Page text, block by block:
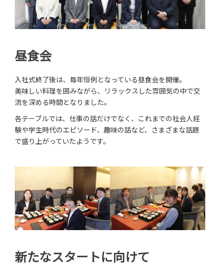
昼食会
入社式終了後は、毎年恒例となっている昼食会を開催。
美味しい料理を囲みながら、リラックスした雰囲気の中で交
流を深める時間となりました。
各テーブルでは、仕事の話だけでなく、これまでの社会人経
験や学生時代のエピソード、趣味の話など、さまざまな話題
で盛り上がっていたようです。
新たなスタートに向けて